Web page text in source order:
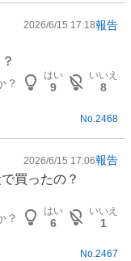
2026/6/15 17:18報告
？
はい
9
いいえ
8
No. 2468
2026/6/15 17:06報告
買ったの？
？
はい
6
いいえ
1
No.2467